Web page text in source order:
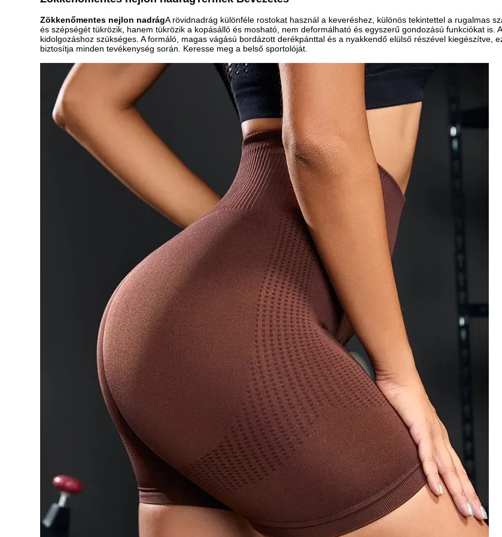
Zökkenőmentes nejlon nadrágA rövidnadrág különféle rostokat használ a keveréshez, különös tekintettel a rugalmas
és szépségét tükrözik, hanem tükrözik a kopásálló és mosható, nem deformálható és egyszerű gondozású funkciókat is.
kidolgozáshoz szükséges. A formáló, magas vágású bordázott derékpánttal és a nyakkendő elülső részével kiegészítve,
biztosítja minden tevékenység során. Keresse meg a belső sportolóját.